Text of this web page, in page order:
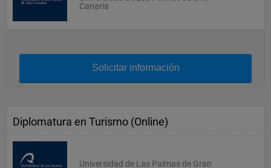
Canaria
Solicitar información
Diplomatura en Turismo (Online)
Universidad de Las Palmas de Gran